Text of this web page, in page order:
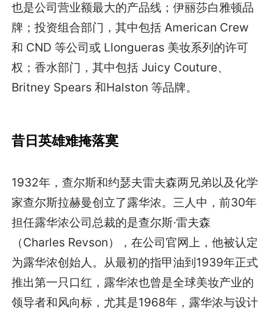
也是公司营业额最大的产品线；伊丽莎白雅顿品
牌；投资组合部门，其中包括 American Crew
和 CND 等公司或 Llongueras 美妆系列的许可
权；香水部门，其中包括 Juicy Couture、
Britney Spears 和Halston 等品牌。
昔日英雄难掩落寞
1932年，查尔斯和约瑟夫雷夫森两兄弟以及化学
家查尔斯拉赫曼创立了露华浓。三人中，前30年
担任露华浓公司总裁的是查尔斯·雷夫森
（Charles Revson），在公司官网上，他被认定
为露华浓创始人。从最初的指甲油到1939年正式
推出第一只口红，露华浓也曾是全球美妆产业的
领导者和风向标，尤其是1968年，露华浓与设计